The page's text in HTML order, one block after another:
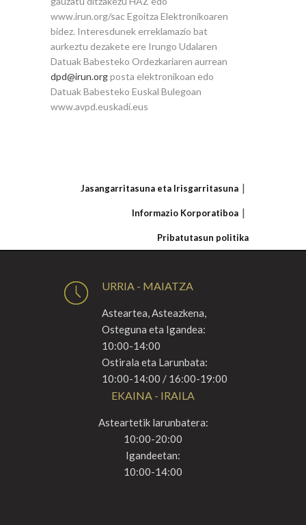
www.irun.org/sac Egoitza Elektronikoaren
bidez. Interesdunek erreklamazio bat
aurkeztu dezakete ere Irungo Udalaren
Datuak Babesteko Ordezkariaren aurrean
dpd@irun.orgposta elektronikoan edo
Datuak Babesteko Euskal Bulegoan
www.avpd.euskadi.eus
Jasangarritasuna eta Irisgarritasuna
Informazio Korporatiboa
Pribatutasun politika
URRIA - MAIATZA
Asteartea, Asteazkena,
Osteguna eta Igandea:
10:00-14:00
Ostirala eta Larunbata:
10:00-14:00 / 16:00-19:00
EKAINA - IRAILA
Asteartetik larunbatera:
10:00-20:00
Igandeetan:
10:00-14:00